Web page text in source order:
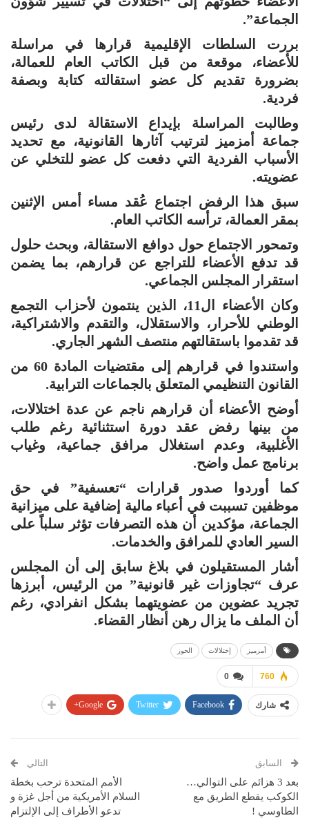
الجماعة”.
بررت السلطات الإقليمية قرارها في مراسلة
للأعضاء، موقعة من قبل الكاتب العام للعمالة،
بضرورة تقديم كل عضو استقالته كتابة وبصفة
فردية.
وطالبت المراسلة بإيداع الاستقالة لدى رئيس
جماعة أمزميز لترتيب آثارها القانونية، مع تحديد
الأسباب الفردية التي دفعت كل عضو للتخلي عن
عضويته.
سبق هذا الرفض اجتماع عُقد مساء أمس الإثنين
بمقر العمالة، ترأسه الكاتب العام.
وتمحور الاجتماع حول دوافع الاستقالة، وبحث حلول
قد تدفع الأعضاء للتراجع عن قرارهم، بما يضمن
استقرار المجلس الجماعي.
وكان الأعضاء ال11، الذين ينتمون لأحزاب التجمع
الوطني للأحرار، والاستقلال، والتقدم والاشتراكية،
قد تقدموا باستقالتهم منتصف الشهر الجاري.
واستندوا في قرارهم إلى مقتضيات المادة 60 من
القانون التنظيمي المتعلق بالجماعات الترابية.
أوضح الأعضاء أن قرارهم ناجم عن عدة اختلالات،
من بينها رفض عقد دورة استثنائية رغم طلب
الأغلبية، وعدم استغلال مرافق جماعية، وغياب
برنامج عمل واضح.
كما أوردوا صدور قرارات “تعسفية” في حق
موظفين تسببت في أعباء مالية إضافية على ميزانية
الجماعة، مؤكدين أن هذه التصرفات تؤثر سلباً على
السير العادي للمرافق والخدمات.
أشار المستقيلون في بلاغ سابق إلى أن المجلس
عرف “تجاوزات غير قانونية” من الرئيس، أبرزها
تجريد عضوين من عضويتهما بشكل انفرادي، رغم
أن الملف ما يزال رهن أنظار القضاء.
أمزميز إختلالات الحوز
0 760
شارك Facebook
Twitter
Google+
السابق
بعد 3 هزائم على التوالي…
الكوكب يقطع الطريق مع
الطاوسي !
التالي
الأمم المتحدة ترحب بخطة
السلام الأمريكية من أجل غزة و
تدعو الأطراف إلى الإلتزام